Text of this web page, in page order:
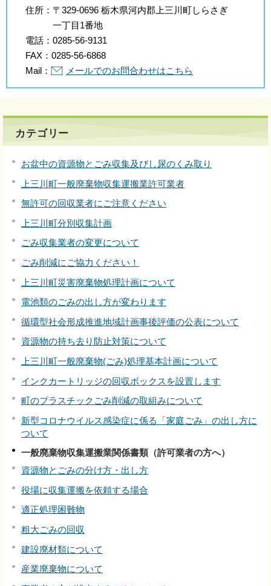
住所： 〒329-0696 栃木県河内郡上三川町しらさぎ
一丁目1番地
電話： 0285-56-9131
FAX： 0285-56-6868
Mail：
メールでのお問合わせはこちら
カテゴリー
お盆中の資源物とごみ収集及びし尿のくみ取り
上三川町一般廃棄物収集運搬業許可業者
無許可の回収業者にご注意ください
上三川町分別収集計画
ごみ収集業者の変更について
ごみ削減にご協力ください！
上三川町災害廃棄物処理計画について
電池類のごみの出し方が変わります
循環型社会形成推進地域計画事後評価の公表について
資源物の持ち去り防止対策について
上三川町一般廃棄物(ごみ)処理基本計画について
インクカートリッジの回収ボックスを設置します
町のプラスチックごみ削減の取組みについて
新型コロナウイルス感染症に係る「家庭ごみ」の出し方に
ついて
一般廃棄物収集運搬業関係書類（許可業者の方へ）
資源物とごみの分け方・出し方
役場に収集運搬を依頼する場合
適正処理困難物
粗大ごみの回収
建設廃材類について
産業廃棄物について